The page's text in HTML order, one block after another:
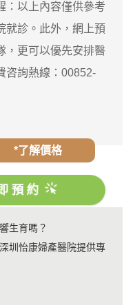
以上內容僅供參考
就診。此外，網上預
，更可以優先安排醫
咨詢熱線：00852-
*了解價格
預約
生育嗎？
圳怡康婦產醫院提供專